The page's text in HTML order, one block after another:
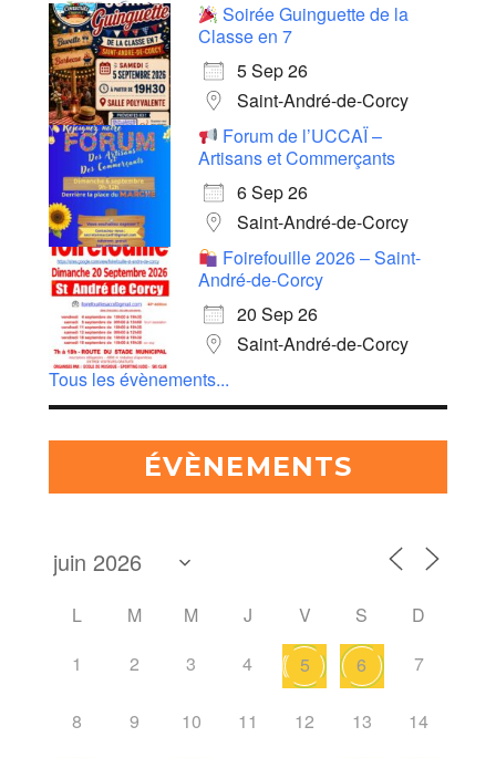
Soirée Guinguette de la
Classe en 7
5 Sep 26
Saint-André-de-Corcy
Forum de l’UCCAÏ –
Artisans et Commerçants
6 Sep 26
Saint-André-de-Corcy
Foirefouille 2026 – Saint-
André-de-Corcy
20 Sep 26
Saint-André-de-Corcy
Tous les évènements...
ÉVÈNEMENTS
L M M J V S
D
1
2 3 4 5 6 7
8 9 10 11 12 13 14